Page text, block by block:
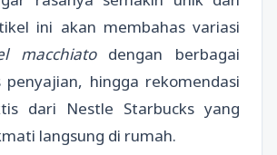
ini akan membahas variasi
macchiatodengan berbagai
hingga rekomendasi
dari Nestle Starbucks yang
langsung di rumah.